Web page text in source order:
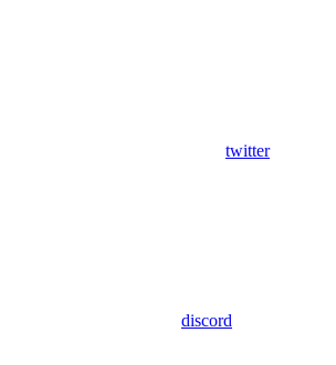
twitter
discord